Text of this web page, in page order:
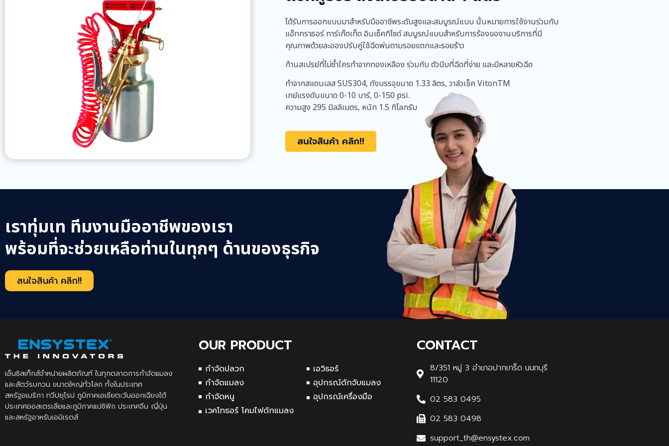
ได้รับการออกแบบมาสำหรับมืออาชีพระดับสูงและสมบูรณ์แบบ นั้นหมายการใช้งานร่วมกับ
แอ๊ททราธอร์ ทาร์เก๊ตเท็ด อินเซ็คทิไซด์ สมบูรณ์แบบสำหรับการร้องของานบริการที่มี
คุณภาพด้วยละอองปรับคู่ใช้ฉีดพ่นตามรอยแตกและรอยร้าว
ก้านสเปรย์ที่ไม่ซ้ำใครทำจากทองเหลือง ร่วมกับ ตัวบีบที่ฉีดที่ง่าย และมีหลายหัวฉีด
ทำจากสแตนเลส SUS304, ถังบรรจุขนาด 1.33 ลิตร, วาล์วเช็ค VitonTM
เกย์แรงดันขนาด 0-10 บาร์, 0-150 psi.
ความสูง 295 มิลลิเมตร, หนัก 1.5 กิโลกรัม
สนใจสินค้า คลิก!!
เราทุ่มเท ทีมงานมืออาชีพของเรา
พร้อมที่จะช่วยเหลือท่านในทุกๆ ด้านของธุรกิจ
สนใจสินค้า คลิก!!
เอ็นซิสเท็กส์จำหน่ายผลิตภัณฑ์ ในทุกตลาดการกำจัดแมลง
และสัตว์รบกวน ขนาดใหญ่ทั่วโลก ทั้งในประเทศ
สหรัฐอเมริกา ทวีปยุโรป ภูมิภาคเอเชียตะวันออกเฉียงใต้
ประเทศออสเตรเลียและภูมิภาคแปซิฟิก ประเทศจีน ญี่ปุ่น
และสหรัฐอาหรับเอมิเรตส์
OUR PRODUCT
กำจัดปลวก
กำจัดแมลง
กำจัดหนู
เวคโทธอร์ โคมไฟดักแมลง
เอวิธอร์
อุปกรณ์ดักจับแมลง
อุปกรณ์เครื่องมือ
CONTACT
8/351 หมู่ 3 อำเภอปากเกร็ด นนทบุรี
11120
02 583 0495
02 583 0498
support_th@ensystex.com